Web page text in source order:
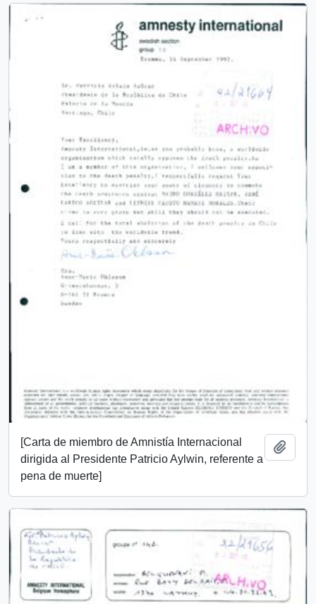
[Carta de miembro de Amnistía Internacional
dirigida al Presidente Patricio Aylwin, referente a
pena de muerte]